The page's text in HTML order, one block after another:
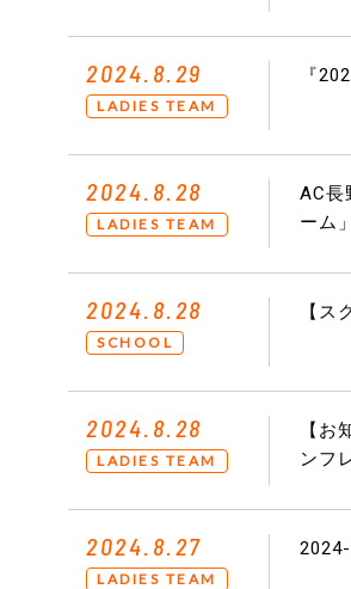
2024.8.29
LADIES TEAM
『
2024.8.28
LADIES TEAM
AC長
ーム
2024.8.28
SCHOOL
【
2024.8.28
LADIES TEAM
【
ンフ
2024.8.27
LADIES TEAM